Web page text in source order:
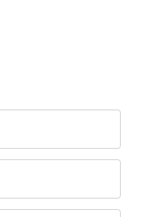
agence française à
de 90 m² situé juste
propre de notre
et essayer votre
nous, au Spitzberg,